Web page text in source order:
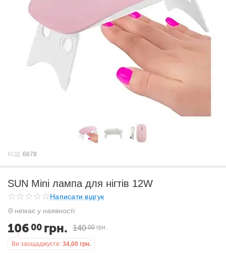
КОД: 6678
SUN Mini лампа для нігтів 12W
Написати відгук
немає у наявності
106 00 грн. 140 00 грн.
Ви заощаджуєте: 34,00 грн.